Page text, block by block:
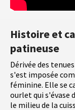
Histoire et
patineuse
Dérivée des
s'est imposée
féminine. Elle se
ourlet qui s'évase
le milieu de la